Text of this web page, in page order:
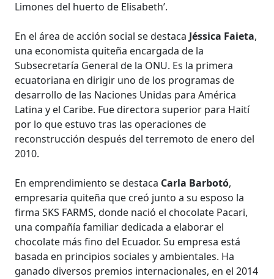
Limones del huerto de Elisabeth’.
En el área de acción social se destaca Jéssica Faieta,
una economista quiteña encargada de la
Subsecretaría General de la ONU. Es la primera
ecuatoriana en dirigir uno de los programas de
desarrollo de las Naciones Unidas para América
Latina y el Caribe. Fue directora superior para Haití
por lo que estuvo tras las operaciones de
reconstrucción después del terremoto de enero del
2010.
En emprendimiento se destaca Carla Barbotó,
empresaria quiteña que creó junto a su esposo la
firma SKS FARMS, donde nació el chocolate Pacari,
una compañía familiar dedicada a elaborar el
chocolate más fino del Ecuador. Su empresa está
basada en principios sociales y ambientales. Ha
ganado diversos premios internacionales, en el 2014